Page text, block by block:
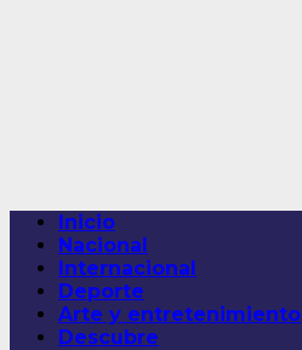
Menú
principal
Inicio
Nacional
Internacional
Deporte
Arte y entretenimiento
Descubre